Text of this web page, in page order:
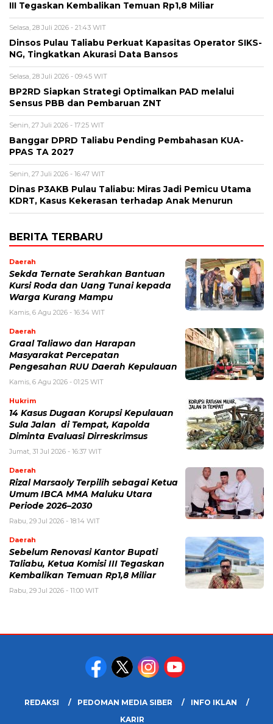
III Tegaskan Kembalikan Temuan Rp1,8 Miliar
Selasa, 28 Juli 2026 - 21:43 WIT
Dinsos Pulau Taliabu Perkuat Kapasitas Operator SIKS-
NG, Tingkatkan Akurasi Data Bansos
Selasa, 28 Juli 2026 - 09:45 WIT
BP2RD Siapkan Strategi Optimalkan PAD melalui
Sensus PBB dan Pembaruan ZNT
Senin, 27 Juli 2026 - 17:25 WIT
Banggar DPRD Taliabu Pending Pembahasan KUA-
PPAS TA 2027
Senin, 27 Juli 2026 - 16:47 WIT
Dinas P3AKB Pulau Taliabu: Miras Jadi Pemicu Utama
KDRT, Kasus Kekerasan terhadap Anak Menurun
BERITA TERBARU
Daerah
Sekda Ternate Serahkan Bantuan
Kursi Roda dan Uang Tunai kepada
Warga Kurang Mampu
Kamis, 6 Agu 2026 - 16:34 WIT
Daerah
Graal Taliawo dan Harapan
Masyarakat Percepatan
Pengesahan RUU Daerah Kepulauan
Kamis, 6 Agu 2026 - 01:25 WIT
Hukrim
14 Kasus Dugaan Korupsi Kepulauan
Sula Jalan di Tempat, Kapolda
Diminta Evaluasi Dirreskrimsus
Jumat, 31 Jul 2026 - 16:37 WIT
Daerah
Rizal Marsaoly Terpilih sebagai Ketua
Umum IBCA MMA Maluku Utara
Periode 2026–2030
Rabu, 29 Jul 2026 - 18:14 WIT
Daerah
Sebelum Renovasi Kantor Bupati
Taliabu, Ketua Komisi III Tegaskan
Kembalikan Temuan Rp1,8 Miliar
Rabu, 29 Jul 2026 - 11:00 WIT
REDAKSI PEDOMAN MEDIA SIBER
INFO IKLAN
KARIR